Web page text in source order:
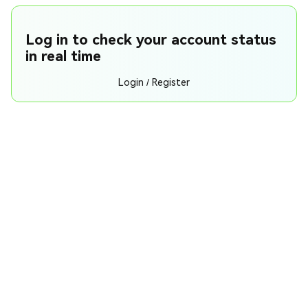
Log in to check your account status
in real time
Login / Register